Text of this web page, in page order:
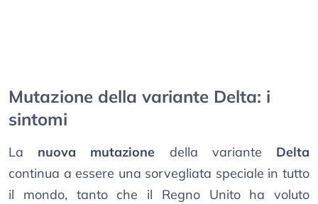
Mutazione della variante Delta: i
sintomi
La nuova mutazione della variante Delta
continua a essere una sorvegliata speciale in tutto
il mondo, tanto che il Regno Unito ha voluto